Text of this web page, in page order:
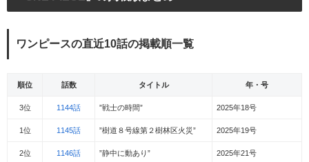
ワンピースの直近10話の掲載順一覧
順位 話数 タイトル 年・号
3位 1144話 ”戦士の時間” 2025年18号
1位 1145話 ”樹道８号線第２樹林区火災” 2025年19号
2位 1146話 ”静中に動あり” 2025年21号